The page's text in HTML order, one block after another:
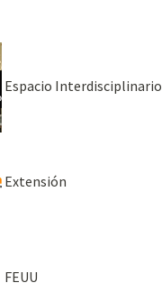
Espacio Interdisciplinario
Extensión
FEUU